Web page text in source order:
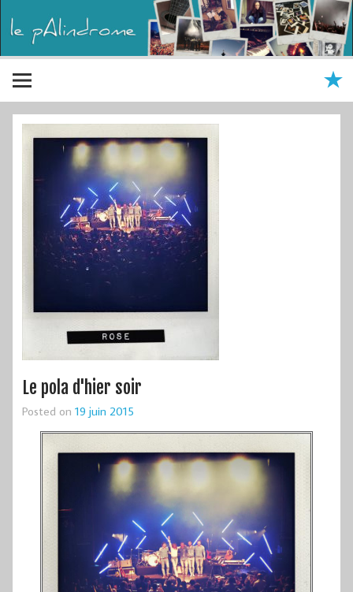
Le pola d'hier soir
Posted on 19 juin 2015